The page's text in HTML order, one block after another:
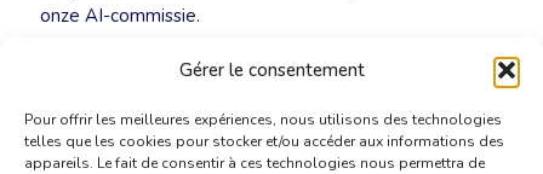
Gérer le consentement
Pour offrir les meilleures expériences, nous utilisons des technologies
telles que les cookies pour stocker et/ou accéder aux informations des
appareils. Le fait de consentir à ces technologies nous permettra de
onze AI-commissie.
ai@translators.be